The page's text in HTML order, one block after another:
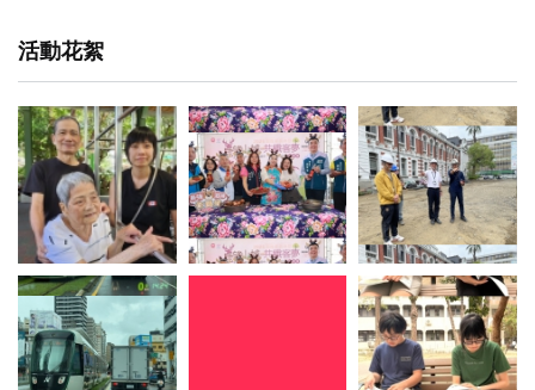
活動花絮